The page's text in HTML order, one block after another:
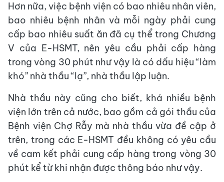
Hơn nữa, việc bệnh viện có bao nhiêu nhân viên,
bao nhiêu bệnh nhân và mỗi ngày phải cung
cấp bao nhiêu suất ăn đã cụ thể trong Chương
V của E-HSMT, nên yêu cầu phải cấp hàng
trong vòng 30 phút như vậy là có dấu hiệu “làm
khó” nhà thầu “lạ”, nhà thầu lập luận.
Nhà thầu này cũng cho biết, khá nhiều bệnh
viện lớn trên cả nước, bao gồm cả gói thầu của
Bệnh viện Chợ Rẫy mà nhà thầu vừa đề cập ở
trên, trong các E-HSMT đều không có yêu cầu
về cam kết phải cung cấp hàng trong vòng 30
phút kể từ khi nhận được thông báo như vậy.